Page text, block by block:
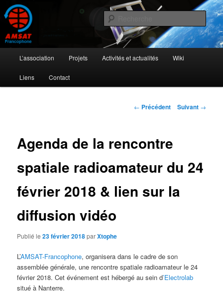
Aller
au
contenu
principalAMSAT Francophone
L'activité radioamateur par satellite
principal
L’association Projets Activités et actualités Wiki
Liens Contact
Navigation
← Précédent Suivant →
Agenda de la rencontre
spatiale radioamateur du 24
février 2018 & lien sur la
diffusion vidéo
Publié le23 février 2018parXtophe
L’AMSAT-Francophone, organisera dans le cadre de son
assemblée générale, une rencontre spatiale radioamateur le 24
février 2018. Cet événement est hébergé au sein d’Electrolab
situé à Nanterre.